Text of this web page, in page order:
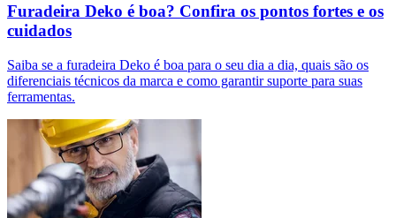
Furadeira Deko é boa? Confira os pontos fortes e os
cuidados
Saiba se a furadeira Deko é boa para o seu dia a dia, quais são os
diferenciais técnicos da marca e como garantir suporte para suas
ferramentas.